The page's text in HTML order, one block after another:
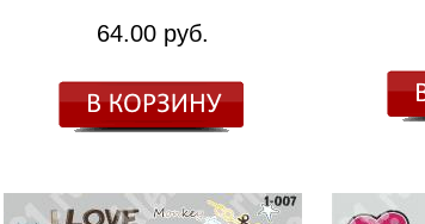
64.00 руб.